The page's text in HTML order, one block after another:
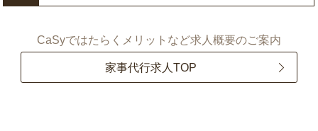
CaSyではたらくメリットなど求人概要のご案内
家事代行求人TOP